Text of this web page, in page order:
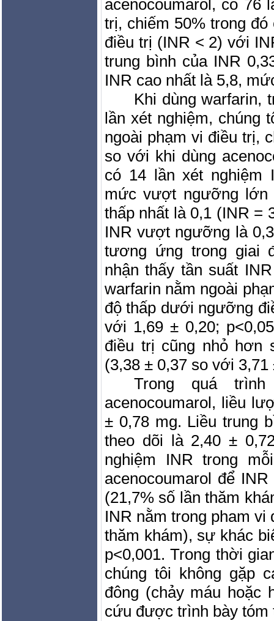
acenocoumarol, có 76
trị, chiếm 50% trong
điều trị (INR < 2) với
trung bình của INR
INR cao nhất là 5,8,
Khi dùng warfarin,
lần xét nghiệm, chúng
ngoài phạm vi điều trị,
so với khi dùng
có 14 lần xét nghiệm
mức vượt ngưỡng
thấp nhất là 0,1 (INR =
INR vượt ngưỡng là
tương ứng trong giai
nhận thấy tần suất
warfarin nằm ngoài
độ thấp dưới ngưỡng
với 1,69 ± 0,20;
điều trị cũng nhỏ hơn
(3,38 ± 0,37 so với 3,71
Trong quá
acenocoumarol, liều
± 0,78 mg. Liều trung
theo dõi là 2,40 ±
nghiệm INR trong
acenocoumarol để
(21,7% số lần thăm
INR nằm trong pham vi
thăm khám), sự khác
p<0,001. Trong thời
chúng tôi không gặp
đông (chảy máu hoặc
cứu được trình bày tóm